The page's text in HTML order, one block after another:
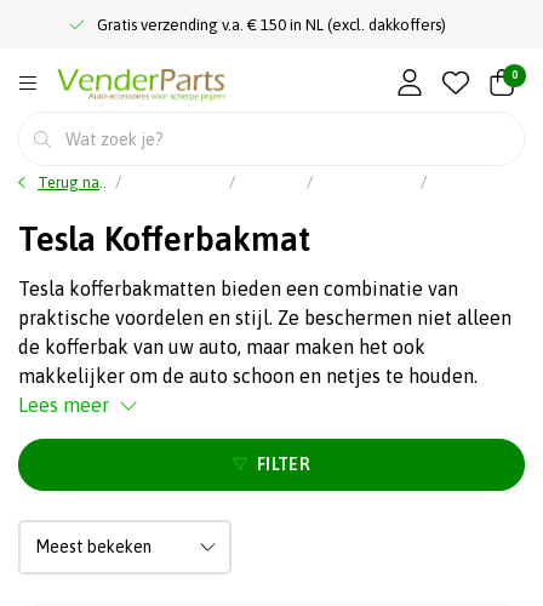
Gratis verzending v.a. € 150 in NL (excl. dakkoffers)
0
Terug naar home
Tesla Kofferbakmat
Tesla kofferbakmatten bieden een combinatie van
praktische voordelen en stijl. Ze beschermen niet alleen
de kofferbak van uw auto, maar maken het ook
makkelijker om de auto schoon en netjes te houden.
Lees meer
FILTER